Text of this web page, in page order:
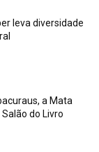
leva diversidade
a Mata
do Livro